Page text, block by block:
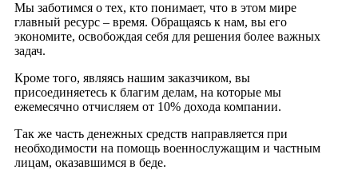
Мы заботимся о тех, кто понимает, что в этом мире
главный ресурс – время. Обращаясь к нам, вы его
экономите, освобождая себя для решения более важных
задач.
Кроме того, являясь нашим заказчиком, вы
присоединяетесь к благим делам, на которые мы
ежемесячно отчисляем от 10% дохода компании.
Так же часть денежных средств направляется при
необходимости на помощь военнослужащим и частным
лицам, оказавшимся в беде.